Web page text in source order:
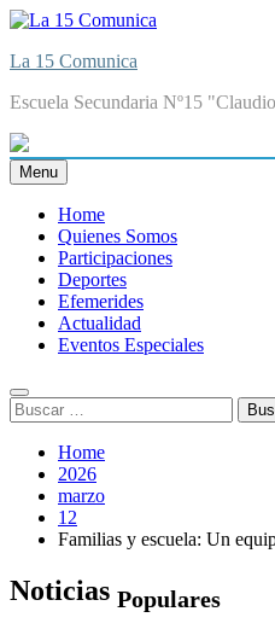
Skip
content
La 15 Comunica
Escuela Secundaria Nº15
Menu
Home
Quienes Somos
Participaciones
Deportes
Efemerides
Actualidad
Eventos Especiales
Buscar:
Home
2026
marzo
12
Familias y escuela: Un
Noticias Populares